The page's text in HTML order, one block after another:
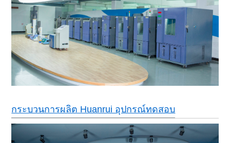
กระบวนการผลิต Huanrui อุปกรณ์ทดสอบ